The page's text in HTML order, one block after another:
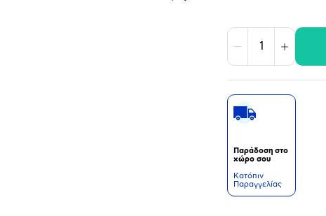
Μείωση Αύξηση
Παράδοση στο
χώρο σου
Kατόπιν
Παραγγελίας